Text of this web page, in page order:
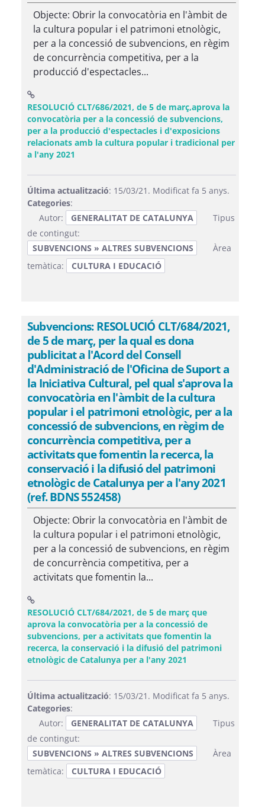
Objecte: Obrir la convocatòria en l'àmbit de
la cultura popular i el patrimoni etnològic,
per a la concessió de subvencions, en règim
de concurrència competitiva, per a la
producció d'espectacles...
RESOLUCIÓ CLT/686/2021, de 5 de març,aprova la
convocatòria per a la concessió de subvencions,
per a la producció d'espectacles i d'exposicions
relacionats amb la cultura popular i tradicional per
a l'any 2021
Última actualització: 15/03/21. Modificat fa 5 anys.
Categories:
Autor:
GENERALITAT DE CATALUNYA
Tipus
de contingut:
SUBVENCIONS » ALTRES SUBVENCIONS
Àrea
temàtica:
CULTURA I EDUCACIÓ
Subvencions: RESOLUCIÓ CLT/684/2021,
de 5 de març, per la qual es dona
publicitat a l'Acord del Consell
d'Administració de l'Oficina de Suport a
la Iniciativa Cultural, pel qual s'aprova la
convocatòria en l'àmbit de la cultura
popular i el patrimoni etnològic, per a la
concessió de subvencions, en règim de
concurrència competitiva, per a
activitats que fomentin la recerca, la
conservació i la difusió del patrimoni
etnològic de Catalunya per a l'any 2021
(ref. BDNS 552458)
Objecte: Obrir la convocatòria en l'àmbit de
la cultura popular i el patrimoni etnològic,
per a la concessió de subvencions, en règim
de concurrència competitiva, per a
activitats que fomentin la...
RESOLUCIÓ CLT/684/2021, de 5 de març que
aprova la convocatòria per a la concessió de
subvencions, per a activitats que fomentin la
recerca, la conservació i la difusió del patrimoni
etnològic de Catalunya per a l'any 2021
Última actualització: 15/03/21. Modificat fa 5 anys.
Categories:
Autor:
GENERALITAT DE CATALUNYA
Tipus
de contingut:
SUBVENCIONS » ALTRES SUBVENCIONS
Àrea
temàtica:
CULTURA I EDUCACIÓ